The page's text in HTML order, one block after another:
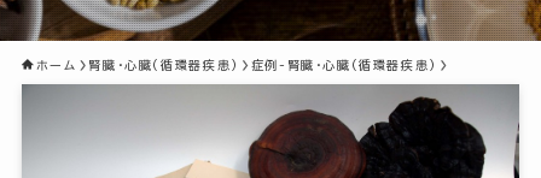
ホーム 腎臓・心臓(循環器疾患) 症例-腎臓・心臓(循環器疾患)